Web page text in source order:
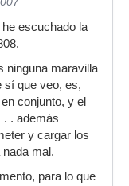
escuchado la
ninguna maravilla
sí que veo, es,
conjunto, y el
. . además
y cargar los
mal.
para lo que